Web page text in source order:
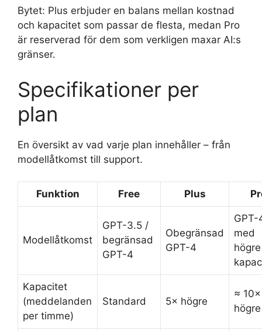
Bytet: Plus erbjuder en balans mellan kostnad
och kapacitet som passar de flesta, medan Pro
är reserverad för dem som verkligen maxar AI:s
gränser.
Specifikationer per
plan
En översikt av vad varje plan innehåller – från
modellåtkomst till support.
Funktion Free Plus
Modellåtkomst
GPT-3.5 /
begränsad
GPT-4
Obegränsad
GPT-4
GPT-
med
högre
Kapacitet
(meddelanden
per timme)
Standard 5× högre
≈ 10×
högre